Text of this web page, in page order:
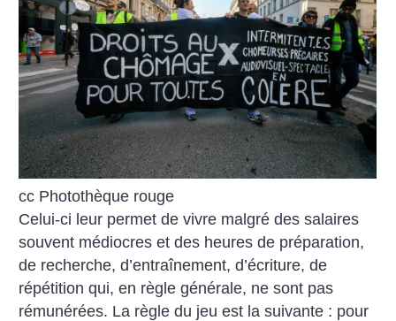
cc Photothèque rouge
Celui-ci leur permet de vivre malgré des salaires
souvent médiocres et des heures de préparation,
de recherche, d’entraînement, d’écriture, de
répétition qui, en règle générale, ne sont pas
rémunérées. La règle du jeu est la suivante : pour